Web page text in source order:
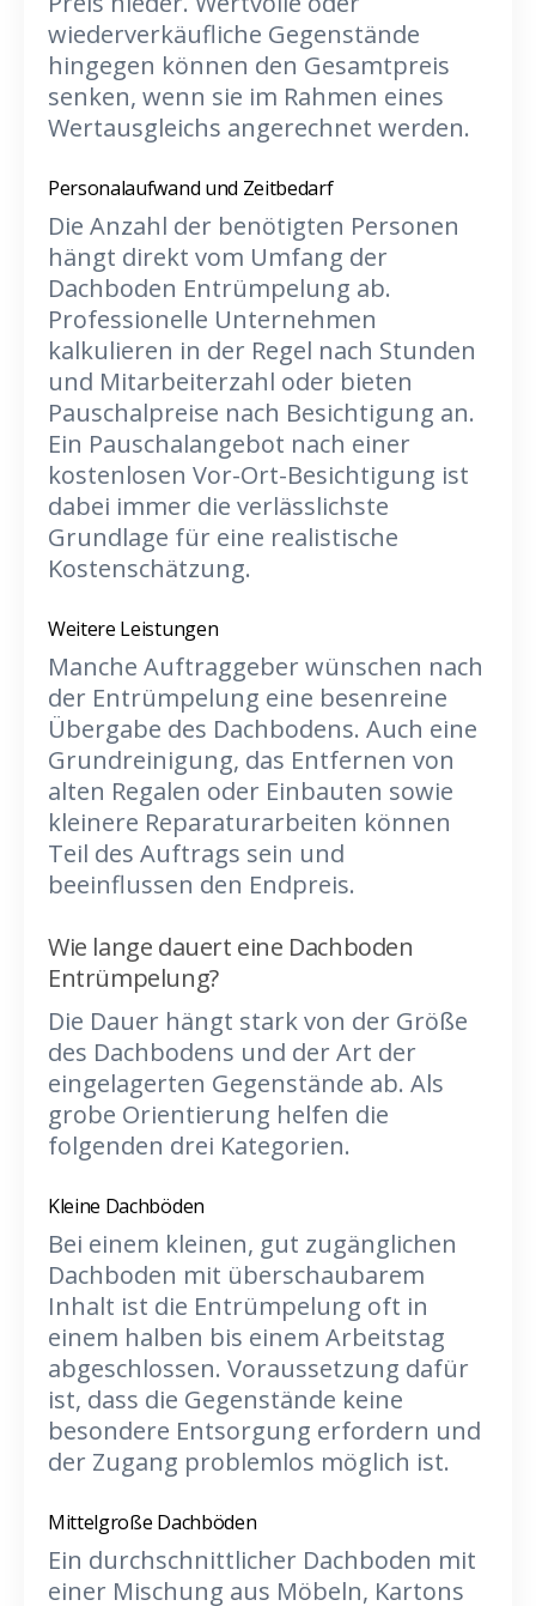
wiederverkäufliche Gegenstände
hingegen können den Gesamtpreis
senken, wenn sie im Rahmen eines
Wertausgleichs angerechnet werden.
Personalaufwand und Zeitbedarf
Die Anzahl der benötigten Personen
hängt direkt vom Umfang der
Dachboden Entrümpelung ab.
Professionelle Unternehmen
kalkulieren in der Regel nach Stunden
und Mitarbeiterzahl oder bieten
Pauschalpreise nach Besichtigung an.
Ein Pauschalangebot nach einer
kostenlosen Vor-Ort-Besichtigung ist
dabei immer die verlässlichste
Grundlage für eine realistische
Kostenschätzung.
Weitere Leistungen
Manche Auftraggeber wünschen nach
der Entrümpelung eine besenreine
Übergabe des Dachbodens. Auch eine
Grundreinigung, das Entfernen von
alten Regalen oder Einbauten sowie
kleinere Reparaturarbeiten können
Teil des Auftrags sein und
beeinflussen den Endpreis.
Wie lange dauert eine Dachboden
Entrümpelung?
Die Dauer hängt stark von der Größe
des Dachbodens und der Art der
eingelagerten Gegenstände ab. Als
grobe Orientierung helfen die
folgenden drei Kategorien.
Kleine Dachböden
Bei einem kleinen, gut zugänglichen
Dachboden mit überschaubarem
Inhalt ist die Entrümpelung oft in
einem halben bis einem Arbeitstag
abgeschlossen. Voraussetzung dafür
ist, dass die Gegenstände keine
besondere Entsorgung erfordern und
der Zugang problemlos möglich ist.
Mittelgroße Dachböden
Ein durchschnittlicher Dachboden mit
einer Mischung aus Möbeln, Kartons